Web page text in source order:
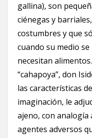
gallina), son
ciénegas y
costumbres y que
cuando su medio
necesitan
“cahapoya”, don
las características
imaginación, le
ajeno, con analogía
agentes adversos